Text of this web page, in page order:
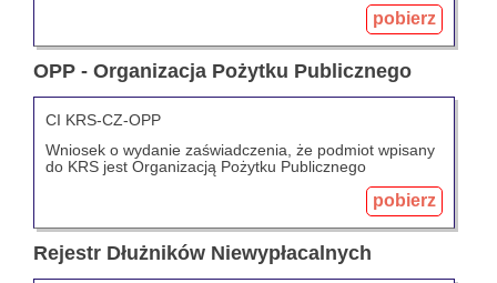
pobierz
OPP - Organizacja Pożytku Publicznego
CI KRS-CZ-OPP
Wniosek o wydanie zaświadczenia, że podmiot wpisany
do KRS jest Organizacją Pożytku Publicznego
pobierz
Rejestr Dłużników Niewypłacalnych